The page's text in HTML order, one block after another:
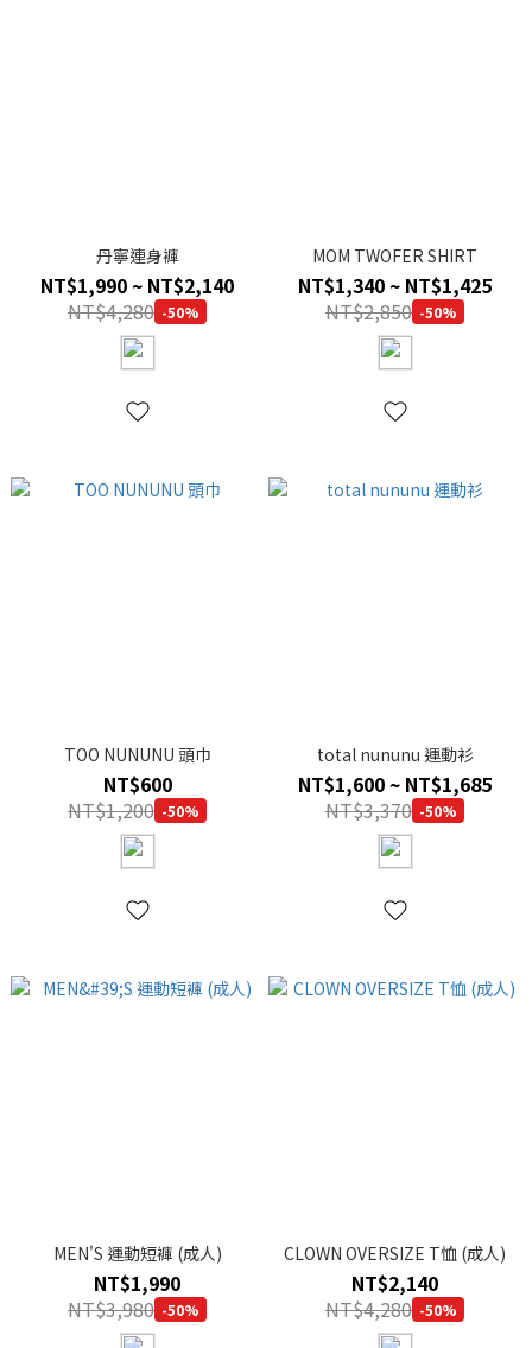
丹寧連身褲
NT$1,990 ~ NT$2,140
NT$4,280 -50%
MOM TWOFER SHIRT
NT$1,340 ~ NT$1,425
NT$2,850 -50%
TOO NUNUNU 頭巾
NT$600
NT$1,200 -50%
total nununu 運動衫
NT$1,600 ~ NT$1,685
NT$3,370 -50%
MEN'S 運動短褲 (成人)
NT$1,990
NT$3,980 -50%
CLOWN OVERSIZE T恤 (成人)
NT$2,140
NT$4,280 -50%